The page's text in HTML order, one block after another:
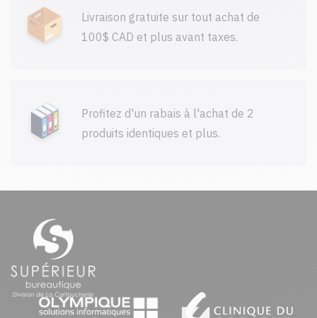
Livraison gratuite sur tout achat de
100$ CAD et plus avant taxes.
Profitez d'un rabais à l'achat de 2
produits identiques et plus.